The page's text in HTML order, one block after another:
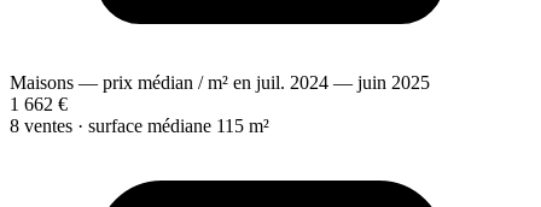
Maisons — prix médian / m² en juil. 2024 — juin 2025
1 662 €
8 ventes · surface médiane 115 m²